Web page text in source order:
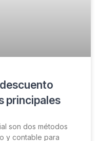
principales
son dos métodos
y contable para